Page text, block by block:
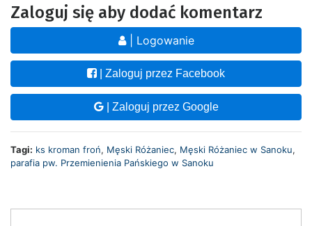
Zaloguj się aby dodać komentarz
| Logowanie
| Zaloguj przez Facebook
| Zaloguj przez Google
Tagi: ks kroman froń, Męski Różaniec, Męski Różaniec w Sanoku,
parafia pw. Przemienienia Pańskiego w Sanoku